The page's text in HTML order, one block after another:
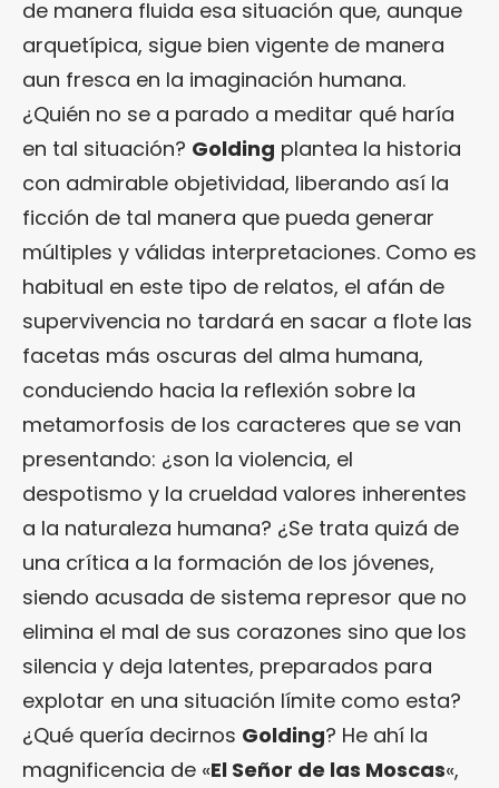
de manera fluida esa situación que, aunque
arquetípica, sigue bien vigente de manera
aun fresca en la imaginación humana.
¿Quién no se a parado a meditar qué haría
en tal situación? Golding plantea la historia
con admirable objetividad, liberando así la
ficción de tal manera que pueda generar
múltiples y válidas interpretaciones. Como es
habitual en este tipo de relatos, el afán de
supervivencia no tardará en sacar a flote las
facetas más oscuras del alma humana,
conduciendo hacia la reflexión sobre la
metamorfosis de los caracteres que se van
presentando: ¿son la violencia, el
despotismo y la crueldad valores inherentes
a la naturaleza humana? ¿Se trata quizá de
una crítica a la formación de los jóvenes,
siendo acusada de sistema represor que no
elimina el mal de sus corazones sino que los
silencia y deja latentes, preparados para
explotar en una situación límite como esta?
¿Qué quería decirnos Golding? He ahí la
magnificencia de «El Señor de las Moscas«,